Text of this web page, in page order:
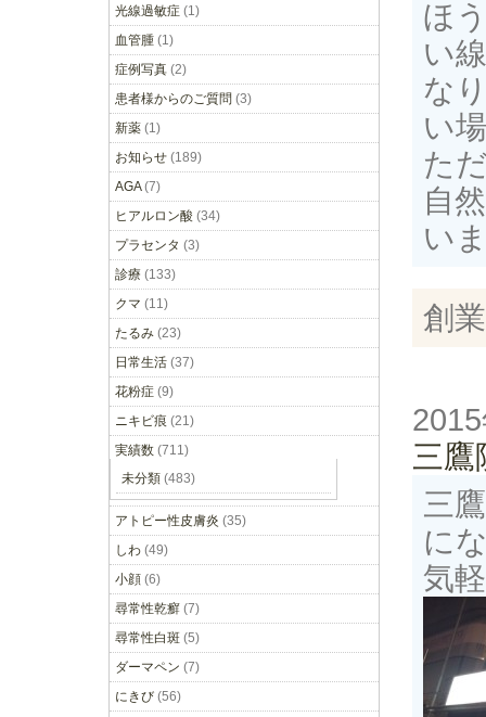
ほ
い
な
い
た
自
い
創
三鷹
三
に
気
光線過敏症 (1)
血管腫 (1)
症例写真 (2)
患者様からのご質問 (3)
新薬 (1)
お知らせ (189)
AGA(7)
ヒアルロン酸 (34)
プラセンタ (3)
診療 (133)
クマ (11)
たるみ (23)
日常生活 (37)
花粉症 (9)
ニキビ痕 (21)
実績数 (711)
未分類 (483)
アトピー性皮膚炎 (35)
しわ (49)
小顔 (6)
尋常性乾癬 (7)
尋常性白斑 (5)
ダーマペン (7)
にきび (56)